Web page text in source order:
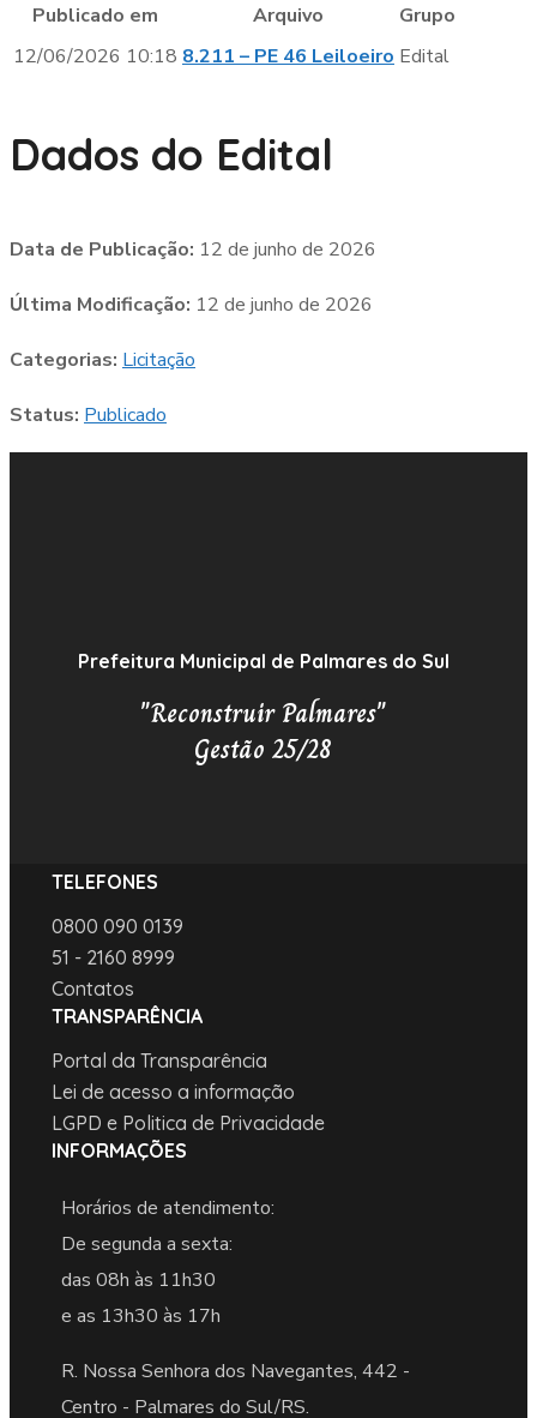
Publicado em Arquivo
Grupo
12/06/2026 10:18 8.211 – PE 46 Leiloeiro Edital
Dados do Edital
Data de Publicação: 12 de junho de 2026
Última Modificação: 12 de junho de 2026
Categorias: Licitação
Status: Publicado
Prefeitura Municipal de Palmares do Sul
"Reconstruir Palmares"
Gestão 25/28
TELEFONES
0800 090 0139
51 - 2160 8999
Contatos
TRANSPARÊNCIA
Portal da Transparência
Lei de acesso a informação
LGPD e Politica de Privacidade
INFORMAÇÕES
Horários de atendimento:
De segunda a sexta:
das 08h às 11h30
e as 13h30 às 17h
R. Nossa Senhora dos Navegantes, 442 -
Centro - Palmares do Sul/RS.